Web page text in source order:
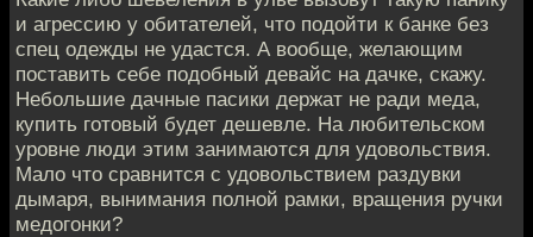
и агрессию у обитателей, что подойти к банке без
спец одежды не удастся. А вообще, желающим
поставить себе подобный девайс на дачке, скажу.
Небольшие дачные пасики держат не ради меда,
купить готовый будет дешевле. На любительском
уровне люди этим занимаются для удовольствия.
Мало что сравнится с удовольствием раздувки
дымаря, вынимания полной рамки, вращения ручки
медогонки?